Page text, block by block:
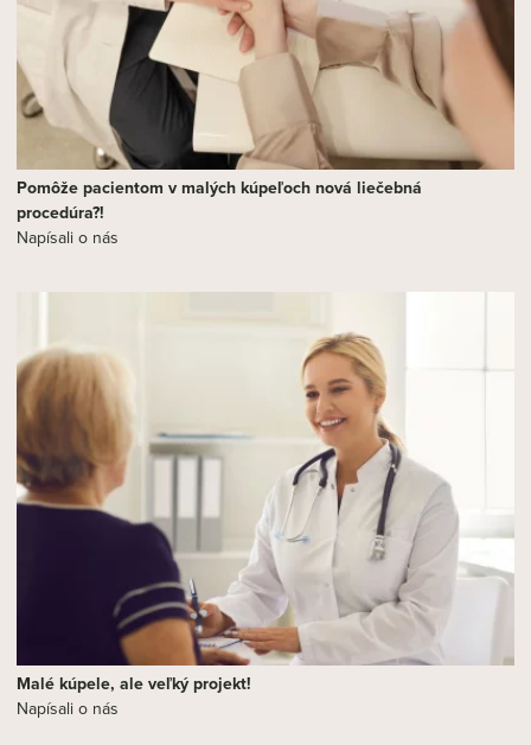
Pomôže pacientom v malých kúpeľoch nová liečebná
procedúra?!
Napísali o nás
Malé kúpele, ale veľký projekt!
Napísali o nás